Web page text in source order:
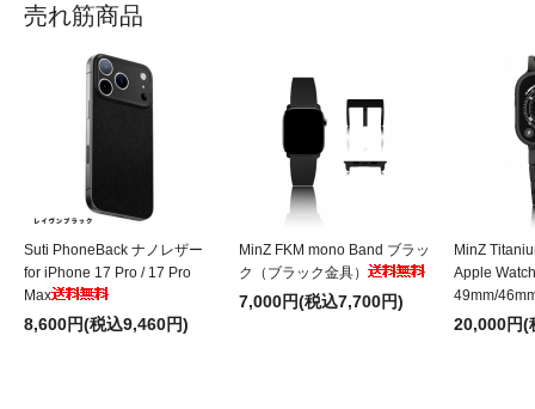
売れ筋商品
Suti PhoneBack ナノレザー
for iPhone 17 Pro / 17 Pro
Max
8,600円(税込9,460円)
MinZ FKM mono Band ブラッ
ク（ブラック金具）
7,000円(税込7,700円)
MinZ
Apple
49mm/
20,000円(